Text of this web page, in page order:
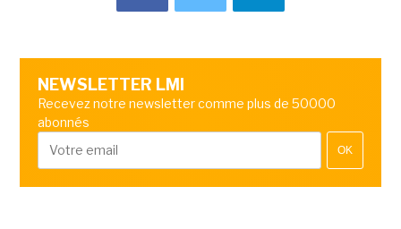
NEWSLETTER LMI
Recevez notre newsletter comme plus de 50000
abonnés
OK